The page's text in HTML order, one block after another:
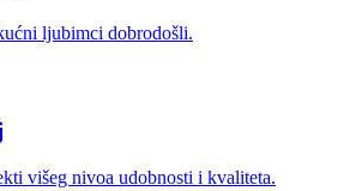
ljubimci dobrodošli.
višeg nivoa udobnosti i kvaliteta.